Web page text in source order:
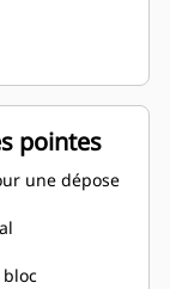
mm est plus
porte-outils
outils anti-
pour
blocs et les
l'orifice
outils pour
pointes
une dépose
bloc